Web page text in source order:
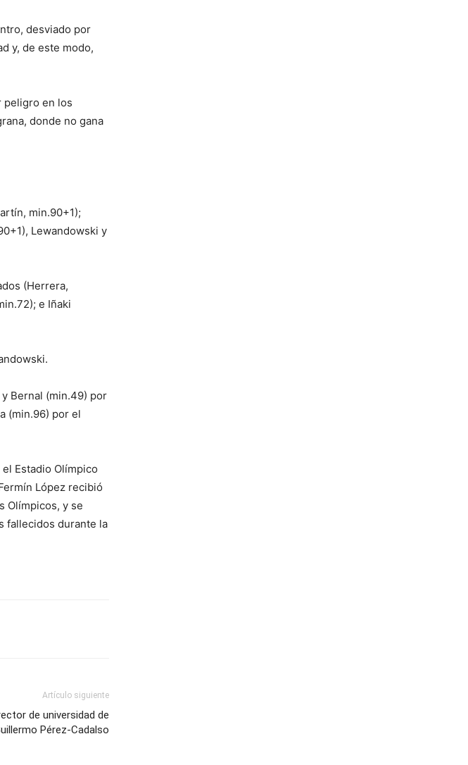
desviado por
y, de este modo,
peligro en los
donde no gana
min.90+1);
Lewandowski y
(Herrera,
e Iñaki
Bernal (min.49) por
(min.96) por el
Estadio Olímpico
López recibió
Olímpicos, y se
fallecidos durante la
Artículo siguiente
de universidad de
Pérez-Cadalso